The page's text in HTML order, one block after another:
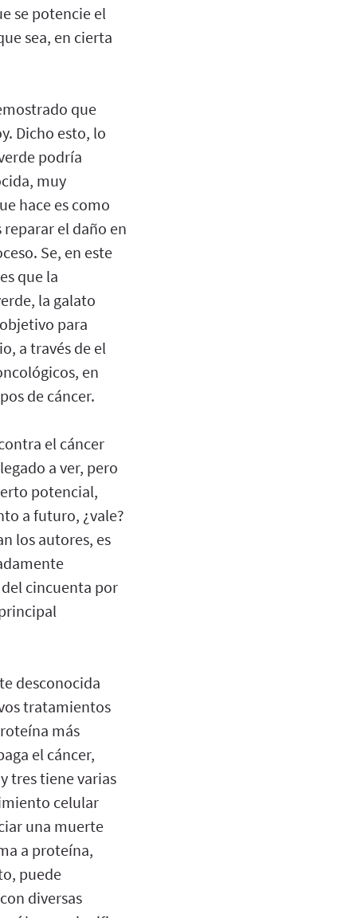
se potencie el
sea, en cierta
que
Dicho esto, lo
podría
muy
hace es como
el daño en
Se, en este
que la
la galato
para
a través de el
en
de cáncer.
el cáncer
a ver, pero
potencial,
a futuro, ¿vale?
los autores, es
cincuenta por
desconocida
tratamientos
más
el cáncer,
tres tiene varias
celular
una muerte
a proteína,
puede
diversas